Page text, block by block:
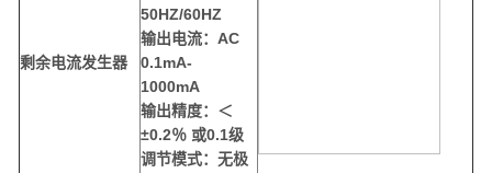
剩余电流发生器
50HZ/60HZ
输出电流：AC
0.1mA-
1000mA
输出精度：＜
±0.2％ 或0.1级
调节模式：无极